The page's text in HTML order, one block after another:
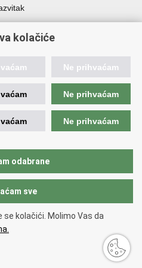
i ugovaranje
u nadležnosti
inovacije i investicije
/
Izjava o pristupačnosti.
kolačiće
Ne prihvaćam
Ne prihvaćam
Ne prihvaćam
odabrane
sve
kolačići. Molimo Vas da